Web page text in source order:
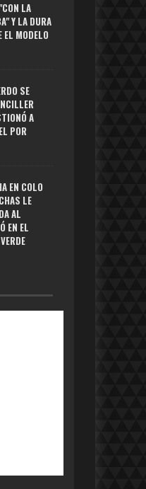
LA
Y LA DURA
EL MODELO
SE
A
POR
EN COLO
LE
AL
EN EL